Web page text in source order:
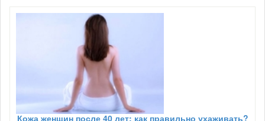
Кожа женщин после 40 лет: как правильно ухаживать?